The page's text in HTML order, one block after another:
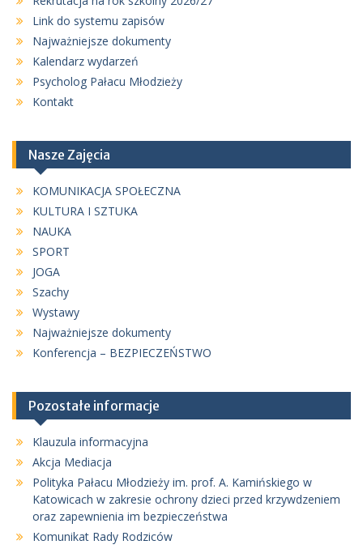
Link do systemu zapisów
Najważniejsze dokumenty
Kalendarz wydarzeń
Psycholog Pałacu Młodzieży
Kontakt
Nasze Zajęcia
KOMUNIKACJA SPOŁECZNA
KULTURA I SZTUKA
NAUKA
SPORT
JOGA
Szachy
Wystawy
Najważniejsze dokumenty
Konferencja – BEZPIECZEŃSTWO
Pozostałe informacje
Klauzula informacyjna
Akcja Mediacja
Polityka Pałacu Młodzieży im. prof. A. Kamińskiego w
Katowicach w zakresie ochrony dzieci przed krzywdzeniem
oraz zapewnienia im bezpieczeństwa
Komunikat Rady Rodziców